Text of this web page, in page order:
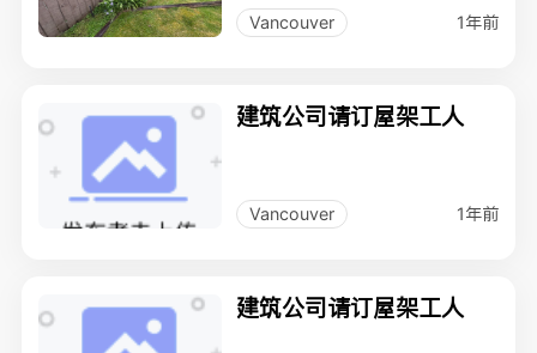
Vancouver 1年前
建筑公司请订屋架工人
Vancouver 1年前
建筑公司请订屋架工人